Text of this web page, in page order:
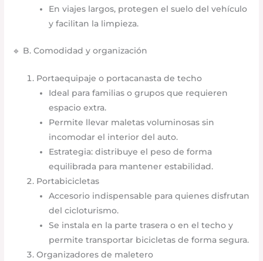
En viajes largos, protegen el suelo del vehículo
y facilitan la limpieza.
🔹 B. Comodidad y organización
Portaequipaje o portacanasta de techo
Ideal para familias o grupos que requieren
espacio extra.
Permite llevar maletas voluminosas sin
incomodar el interior del auto.
Estrategia: distribuye el peso de forma
equilibrada para mantener estabilidad.
Portabicicletas
Accesorio indispensable para quienes disfrutan
del cicloturismo.
Se instala en la parte trasera o en el techo y
permite transportar bicicletas de forma segura.
Organizadores de maletero